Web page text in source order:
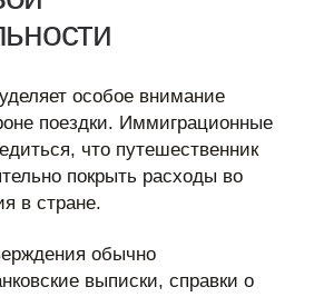
особое внимание
поездки. Иммиграционные
что путешественник
покрыть расходы во
в стране.
обычно
выписки, справки о